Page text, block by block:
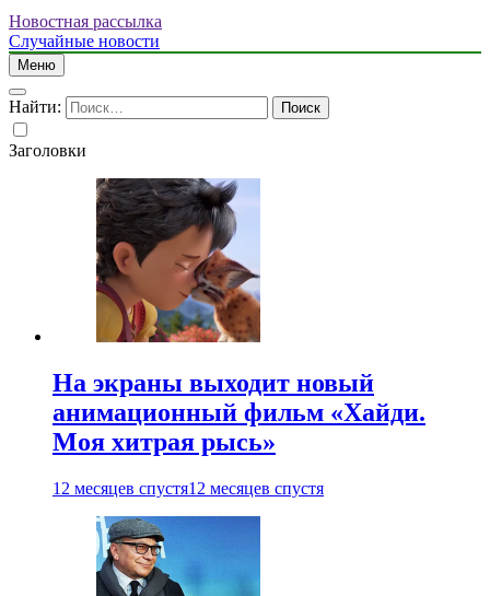
Новостная рассылка
Случайные новости
Меню
Найти:
Заголовки
На экраны выходит новый
анимационный фильм «Хайди.
Моя хитрая рысь»
12 месяцев спустя12 месяцев спустя